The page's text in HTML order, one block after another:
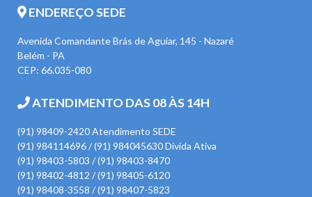
ENDEREÇO SEDE
Avenida Comandante Brás de Aguiar, 145 - Nazaré
Belém - PA
CEP: 66.035-080
ATENDIMENTO DAS 08 ÀS 14H
(91) 98409-2420 Atendimento SEDE
(91) 984114696 / (91) 984045630 Divida Ativa
(91) 98403-5803 / (91) 98403-8470
(91) 98402-4812 / (91) 98405-6120
(91) 98408-3558 / (91) 98407-5823